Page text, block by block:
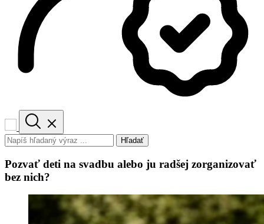
Hľadať
Pozvať deti na svadbu alebo ju radšej zorganizovať
bez nich?